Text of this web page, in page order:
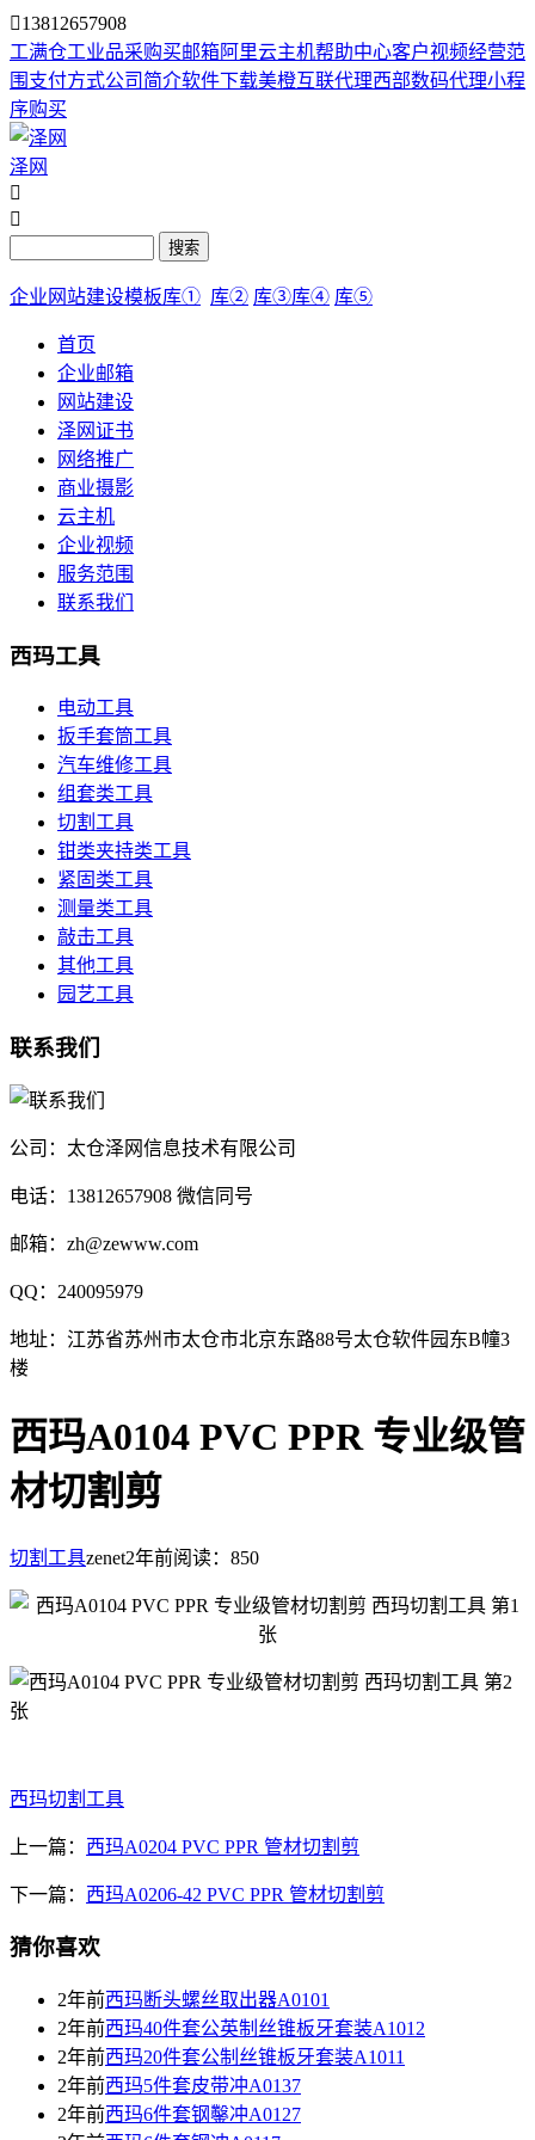
13812657908
工满仓工业品采购买邮箱阿里云主机帮助中心客户视频经营范
围 支付方式公司简介软件下载美橙互联代理西部数码代理小程
序购买
泽网


搜索
企业网站建设模板库① 库② 库③库④ 库⑤
首页
企业邮箱
网站建设
泽网证书
网络推广
商业摄影
云主机
企业视频
服务范围
联系我们
西玛工具
电动工具
扳手套筒工具
汽车维修工具
组套类工具
切割工具
钳类夹持类工具
紧固类工具
测量类工具
敲击工具
其他工具
园艺工具
联系我们
公司：太仓泽网信息技术有限公司
电话：13812657908 微信同号
邮箱：zh@zewww.com
QQ：240095979
地址：江苏省苏州市太仓市北京东路88号太仓软件园东B幢3
楼
西玛A0104 PVC PPR 专业级管
材切割剪
切割工具zenet2年前阅读：850
西玛切割工具
上一篇： 西玛A0204 PVC PPR 管材切割剪
下一篇： 西玛A0206-42 PVC PPR 管材切割剪
猜你喜欢
2年前西玛断头螺丝取出器A0101
2年前西玛40件套公英制丝锥板牙套装A1012
2年前西玛20件套公制丝锥板牙套装A1011
2年前西玛5件套皮带冲A0137
2年前西玛6件套钢鑿冲A0127